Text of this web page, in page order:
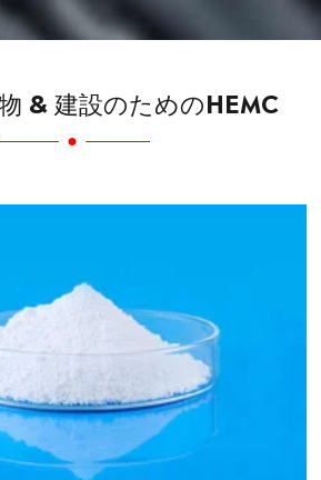
& 建設のためのHEMC